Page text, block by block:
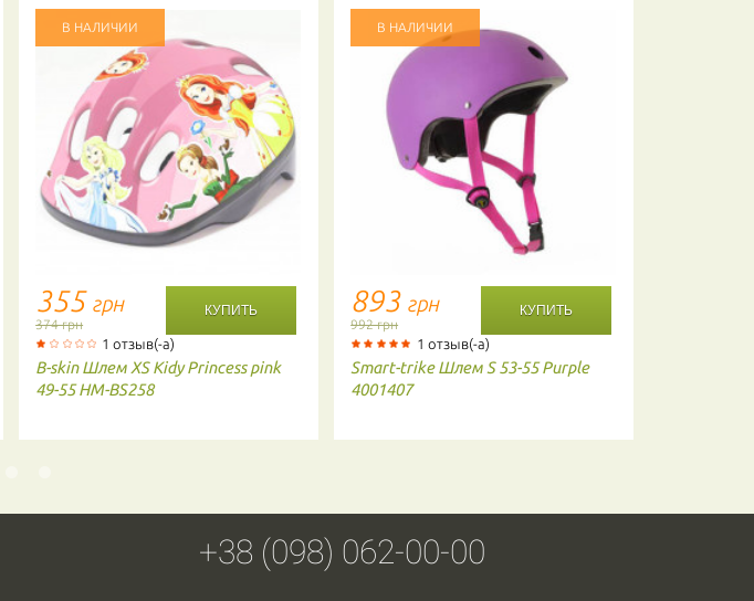
В НАЛИЧИИ
355 грн
374 грн
1 отзыв(-а)
B-skin Шлем XS Kidy Princess pink
49-55 HM-BS258
В НАЛИЧИИ
893 грн
992 грн
1 отзыв(-а)
Smart-trike Шлем S 53-55 Purple
4001407
+38 (098) 062-00-00